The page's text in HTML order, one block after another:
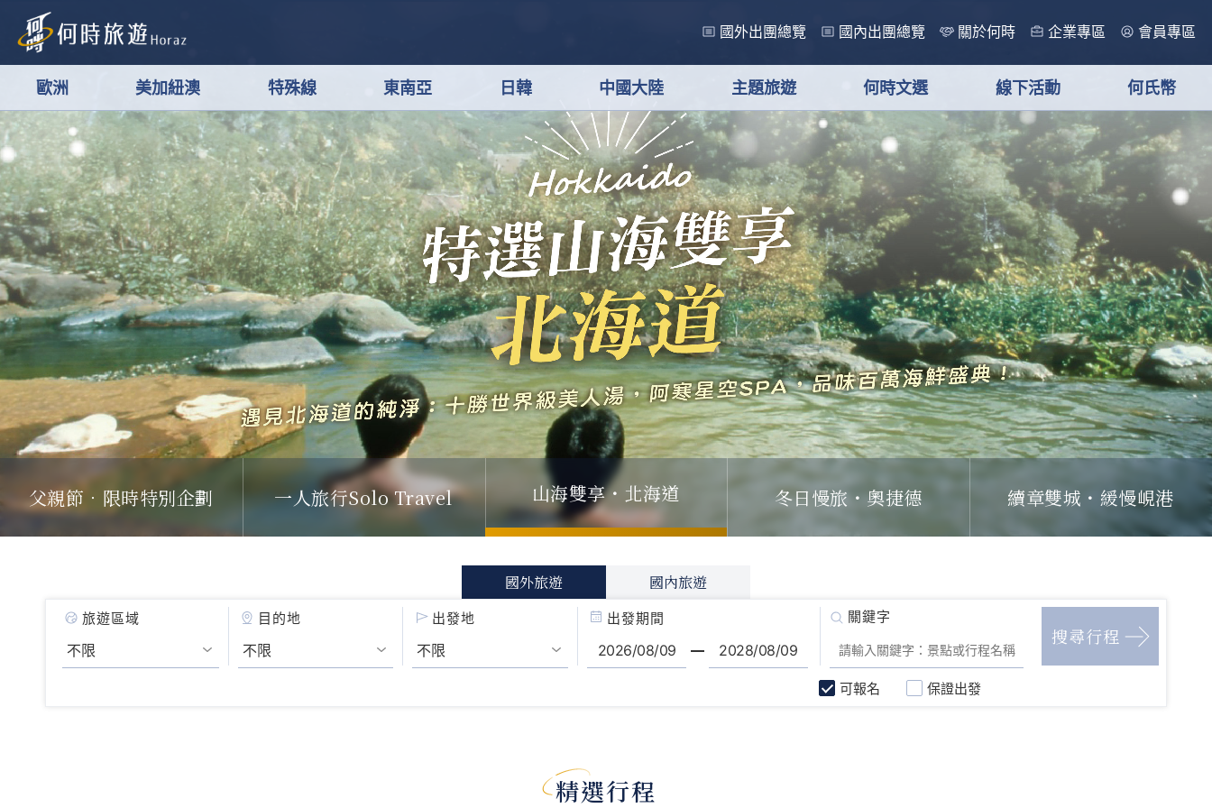
國外出團總覽 國內出團總覽 關於何時 企業專區 會員專區
歐洲 美加紐澳 特殊線 東南亞 日韓 中國大陸 主題旅遊 何時文選 線下活動 何氏幣
父親節．限時特別企劃 一人旅行Solo Travel 山海雙享・北海道 冬日慢旅・奧捷德 續章雙城・緩慢峴港
國外旅遊 國內旅遊
旅遊區域 目的地 出發地 出發期間
可報名 保證出發
精選行程